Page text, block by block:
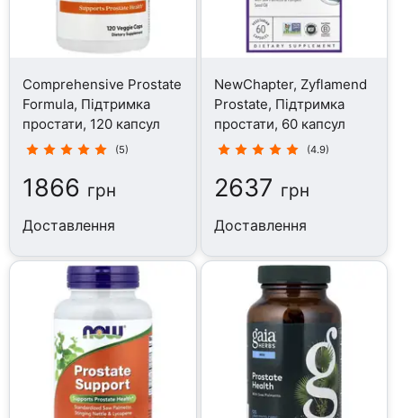
Comprehensive Prostate
Formula, Підтримка
простати, 120 капсул
(5)
1866 грн
Доставлення
NewChapter, Zyflamend
Prostate, Підтримка
простати, 60 капсул
(4.9)
2637 грн
Доставлення